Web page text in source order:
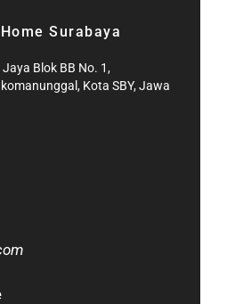
Surabaya
Blok BB No. 1,
Kota SBY, Jawa